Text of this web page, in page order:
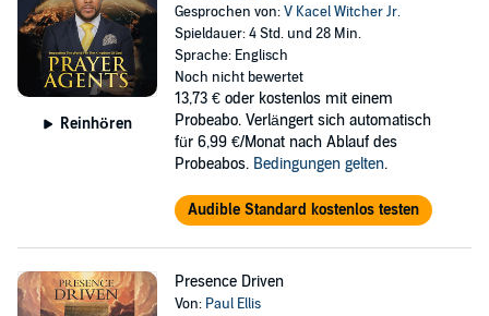
Reinhören
Gesprochen von:V Kacel Witcher Jr.
Spieldauer: 4 Std. und 28 Min.
Sprache: Englisch
Noch nicht bewertet
13,73 € oder kostenlos mit einem
Probeabo. Verlängert sich automatisch
für 6,99 €/Monat nach Ablauf des
Probeabos. Bedingungen gelten.
Audible Standard kostenlos testen
Presence Driven
Von: Paul Ellis